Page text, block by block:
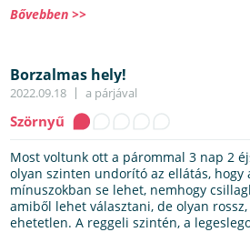
Bővebben >>
Borzalmas hely!
2022.09.18 a párjával
Szörnyű
Most voltunk ott a párommal 3 nap 2
olyan szinten undorító az ellátás,
mínuszokban se lehet, nemhogy
amiből lehet választani, de olyan
ehetetlen. A reggeli szintén, a